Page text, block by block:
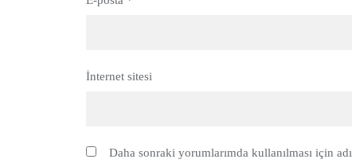
İnternet sitesi
Daha sonraki yorumlarımda kullanılması için